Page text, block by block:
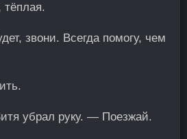
тёплая.
звони. Всегда помогу, чем
убрал руку. — Поезжай.